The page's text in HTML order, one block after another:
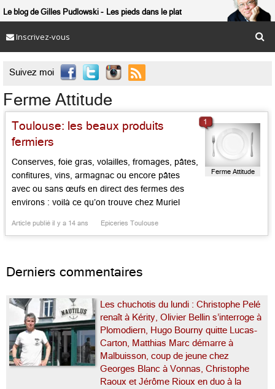
Le blog de Gilles Pudlowski Les pieds dans le plat
Inscrivez-vous
Suivez moi 
Ferme Attitude
Toulouse: les beaux produits
fermiers
Conserves, foie gras, volailles, fromages, pâtes,
confitures, vins, armagnac ou encore pâtes
avec ou sans œufs en direct des fermes des
environs : voilà ce qu’on trouve chez Muriel
produits naturels et de qualité....
Article publié il y a 14 ans Epiceries Toulouse
Ferme Attitude
1
Derniers commentaires
Les chuchotis du lundi : Christophe Pelé
renaît à Kérity, Olivier Bellin s’interroge à
Plomodiern, Hugo Bourny quitte Lucas-
Carton, Matthias Marc démarre à
Malbuisson, coup de jeune chez
Georges Blanc à Vonnas, Christophe
Raoux et Jérôme Rioux en duo à la